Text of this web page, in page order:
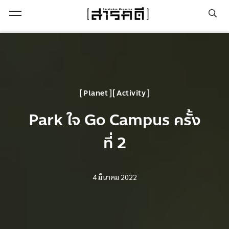
Planet Activity
Park ใจ Go Campus ครั้ง
ที่ 2
4 มีนาคม 2022